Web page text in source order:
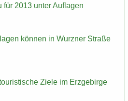
für 2013 unter Auf­la­gen
kön­nen in Wurz­ner Stra­ße
Ziele im Erz­ge­bir­ge